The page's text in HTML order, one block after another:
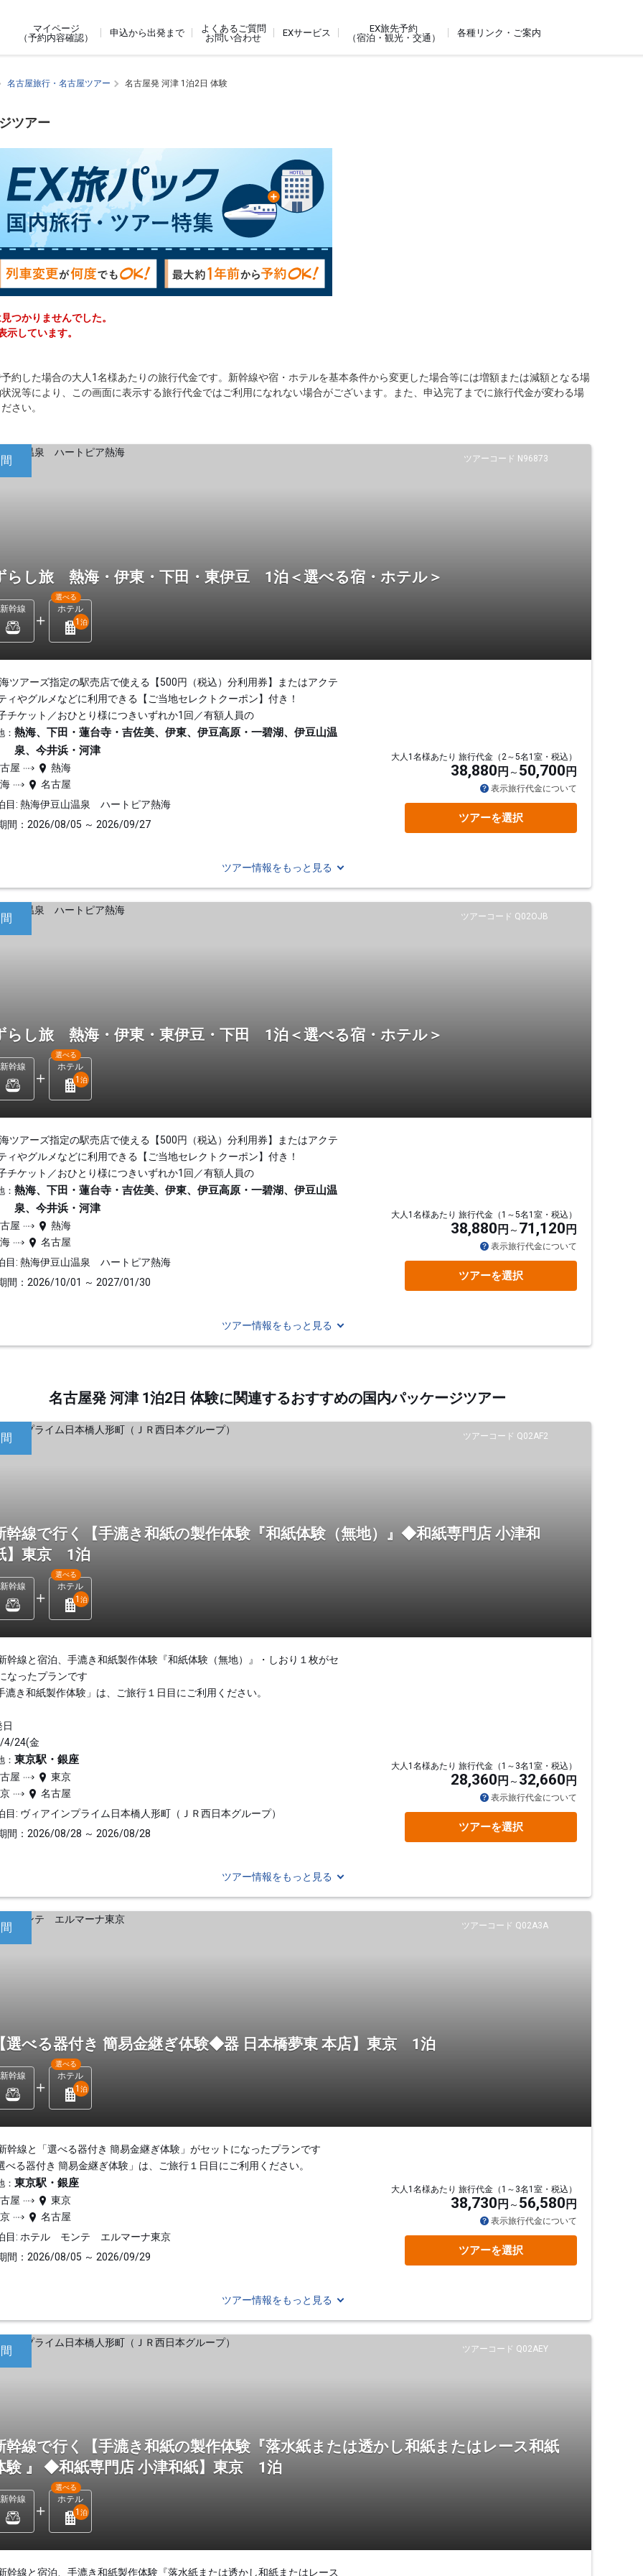
マイページ
（予約内容確認）
申込から出発まで
よくあるご質問
お問い合わせ
EXサービス
EX旅先予約
（宿泊・観光・交通）
各種リンク・ご案内
名古屋旅行・名古屋ツアー 名古屋発 河津 1泊2日 体験
ツアー
つかりませんでした。
しています。
約した場合の大人1名様あたりの旅行代金です。新幹線や宿・ホテルを基本条件から変更した場合等には増額または減額となる場
況等により、この画面に表示する旅行代金ではご利用になれない場合がございます。また、申込完了までに旅行代金が変わる場
さい。
ツアーコード N96873
らし旅 熱海・伊東・下田・東伊豆 1泊＜選べる宿・ホテル＞
新幹線 ホテル
選べる
1 泊
ツアーズ指定の駅売店で使える【500円（税込）分利用券】またはアクテ
ィやグルメなどに利用できる【ご当地セレクトクーポン】付き！
チケット／おひとり様につきいずれか1回／有額人員の
： 熱海、下田・蓮台寺・吉佐美、伊東、伊豆高原・一碧湖、伊豆山温
泉、今井浜・河津
屋
熱海
名古屋
目: 熱海伊豆山温泉 ハートピア熱海
間：2026/08/05 ～ 2026/09/27
大人1名様あたり 旅行代金（2～5名1室・税込）
38,880 円 50,700 円
表示旅行代金について
ツアーを選択
ツアー情報をもっと見る
ツアーコード Q02OJB
らし旅 熱海・伊東・東伊豆・下田 1泊＜選べる宿・ホテル＞
新幹線 ホテル
選べる
1 泊
ツアーズ指定の駅売店で使える【500円（税込）分利用券】またはアクテ
ィやグルメなどに利用できる【ご当地セレクトクーポン】付き！
チケット／おひとり様につきいずれか1回／有額人員の
： 熱海、下田・蓮台寺・吉佐美、伊東、伊豆高原・一碧湖、伊豆山温
泉、今井浜・河津
屋
熱海
名古屋
目: 熱海伊豆山温泉 ハートピア熱海
間：2026/10/01 ～ 2027/01/30
大人1名様あたり 旅行代金（1～5名1室・税込）
38,880 円 71,120 円
表示旅行代金について
ツアーを選択
ツアー情報をもっと見る
名古屋発 河津 1泊2日 体験に関連するおすすめの国内パッケージツアー
ツアーコード Q02AF2
幹線で行く【手漉き和紙の製作体験『和紙体験（無地）』◆和紙専門店 小津和
】東京 1泊
新幹線 ホテル
選べる
1 泊
幹線と宿泊、手漉き和紙製作体験『和紙体験（無地）』・しおり１枚がセ
なったプランです
漉き和紙製作体験」は、ご旅行１日目にご利用ください。
4/24(金
： 東京駅・銀座
屋
東京
名古屋
目: ヴィアインプライム日本橋人形町（ＪＲ西日本グループ）
間：2026/08/28 ～ 2026/08/28
大人1名様あたり 旅行代金（1～3名1室・税込）
28,360 円 32,660 円
表示旅行代金について
ツアーを選択
ツアー情報をもっと見る
ツアーコード Q02A3A
選べる器付き 簡易金継ぎ体験◆器 日本橋夢東 本店】東京 1泊
新幹線 ホテル
選べる
1 泊
幹線と「選べる器付き 簡易金継ぎ体験」がセットになったプランです
べる器付き 簡易金継ぎ体験」は、ご旅行１日目にご利用ください。
： 東京駅・銀座
屋
東京
名古屋
目: ホテル モンテ エルマーナ東京
間：2026/08/05 ～ 2026/09/29
大人1名様あたり 旅行代金（1～3名1室・税込）
38,730 円 56,580 円
表示旅行代金について
ツアーを選択
ツアー情報をもっと見る
ツアーコード Q02AEY
幹線で行く【手漉き和紙の製作体験『落水紙または透かし和紙またはレース和紙
験 』 ◆和紙専門店 小津和紙】東京 1泊
新幹線 ホテル
選べる
1 泊
幹線と宿泊、手漉き和紙製作体験『落水紙または透かし和紙またはレース